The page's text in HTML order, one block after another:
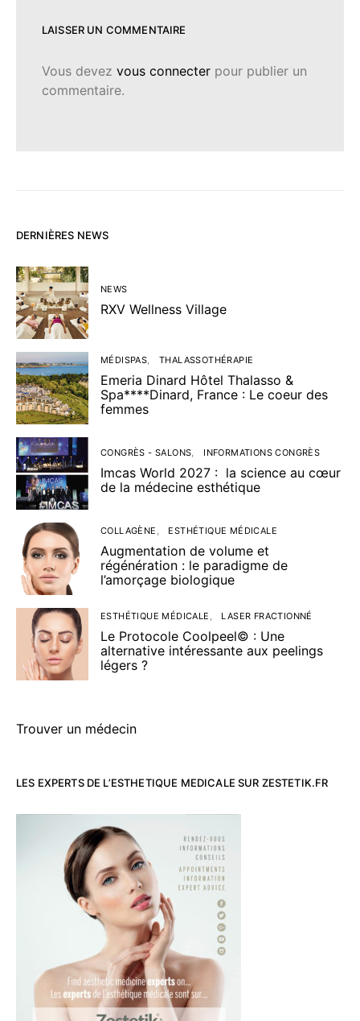
LAISSER UN COMMENTAIRE
Vous devez vous connecter pour publier un
commentaire.
DERNIÈRES NEWS
NEWS
RXV Wellness Village
MÉDISPAS THALASSOTHÉRAPIE
Emeria Dinard Hôtel Thalasso &
Spa****Dinard, France : Le coeur des
femmes
CONGRÈS - SALONS INFORMATIONS CONGRÈS
Imcas World 2027 : la science au cœur
de la médecine esthétique
COLLAGÈNE ESTHÉTIQUE MÉDICALE
Augmentation de volume et
régénération : le paradigme de
l’amorçage biologique
ESTHÉTIQUE MÉDICALE LASER FRACTIONNÉ
Le Protocole Coolpeel© : Une
alternative intéressante aux peelings
légers ?
Trouver un médecin
LES EXPERTS DE L’ESTHETIQUE MEDICALE SUR ZESTETIK.FR